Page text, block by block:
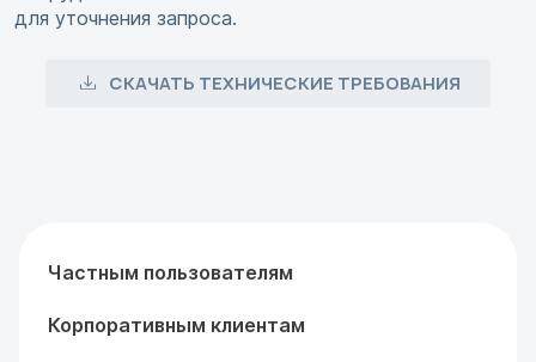
для уточнения запроса.
СКАЧАТЬ ТЕХНИЧЕСКИЕ ТРЕБОВАНИЯ
Частным пользователям
Корпоративным клиентам